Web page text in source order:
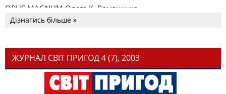
OPUS MAGNUM Олега К. Романчука
Дізнатись більше »
ЖУРНАЛ СВІТ ПРИГОД 4 (7), 2003